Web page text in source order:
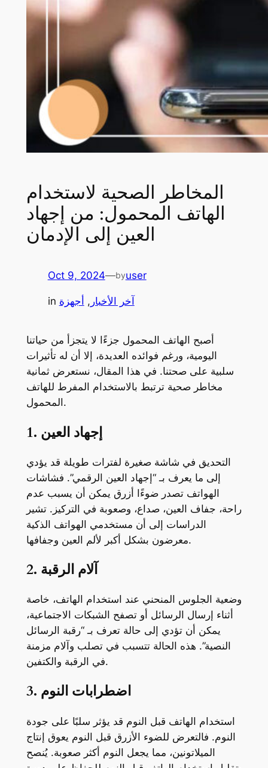
المخاطر الصحية لاستخدام
الهاتف المحمول: من إجهاد
العين إلى الإدمان
Oct 9, 2024—byuser
in آخر الأخبار , أجهزة
أصبح الهاتف المحمول جزءًا لا يتجزأ من حياتنا
اليومية، ورغم فوائده العديدة، إلا أن له تأثيرات
سلبية على صحتنا. في هذا المقال، نستعرض ثمانية
مخاطر صحية ترتبط بالاستخدام المفرط للهاتف
المحمول.
1. إجهاد العين
التحديق في شاشة صغيرة لفترات طويلة قد يؤدي
إلى ما يعرف بـ “إجهاد العين الرقمي”. فشاشات
الهواتف تصدر ضوءًا أزرق يمكن أن يسبب عدم
راحة، جفاف العين، صداع، وصعوبة في التركيز. تشير
الدراسات إلى أن مستخدمي الهواتف الذكية
معرضون بشكل أكبر لألم العين وجفافها.
2. آلام الرقبة
وضعية الجلوس المنحني عند استخدام الهاتف، خاصة
أثناء إرسال الرسائل أو تصفح الشبكات الاجتماعية،
يمكن أن تؤدي إلى حالة تعرف بـ “رقبة الرسائل
النصية”. هذه الحالة تتسبب في تصلب وآلام مزمنة
في الرقبة والكتفين.
3. اضطرابات النوم
استخدام الهاتف قبل النوم قد يؤثر سلبًا على جودة
النوم. فالتعرض للضوء الأزرق قبل النوم يعوق إنتاج
الميلاتونين، مما يجعل النوم أكثر صعوبة. يُنصح